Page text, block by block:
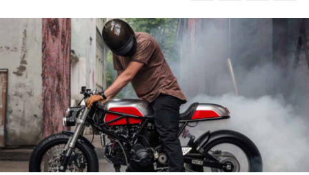
LOGIN